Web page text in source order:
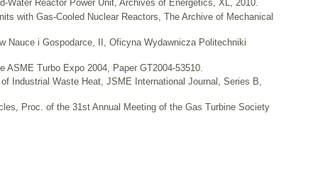
Water Reactor Power Unit, Archives of Energetics, XL, 2010.
with Gas-Cooled Nuclear Reactors, The Archive of Mechanical
Nauce i Gospodarce, II, Oficyna Wydawnicza Politechniki
Turbo Expo 2004, Paper GT2004-53510.
Industrial Waste Heat, JSME International Journal, Series B,
Proc. of the 31st Annual Meeting of the Gas Turbine Society